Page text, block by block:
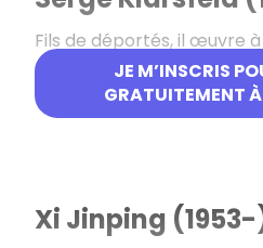
JE M’INSCRIS
GRATUITEMENT
Fils de déportés, il œuvre
condamner les
des juifs d’Europe.
Xi Jinping